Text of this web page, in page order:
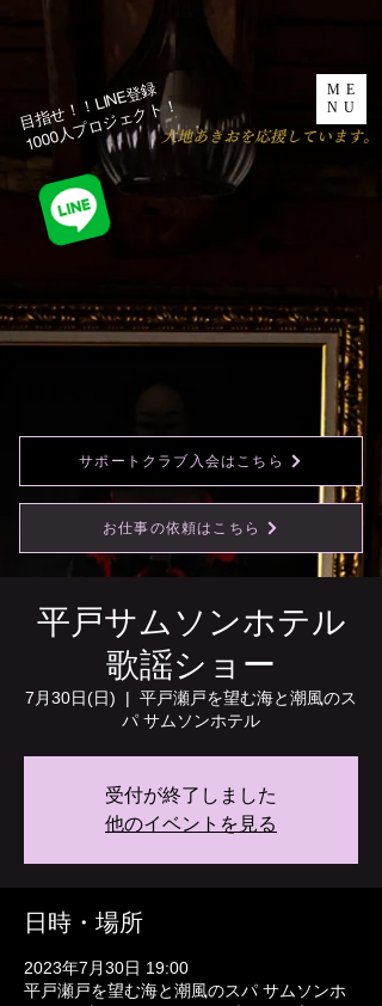
ME
NU
​大地あきおを応援しています。
目指せ！！LINE登録
1000人プロジェクト！​
お仕事の依頼はこちら
サポートクラブ入会はこちら
平戸サムソンホテル
歌謡ショー
7月30日(日)
  |
平戸瀬戸を望む海と潮風のス
パ サムソンホテル
受付が終了しました
他のイベントを見る
日時・場所
2023年7月30日 19:00
平戸瀬戸を望む海と潮風のスパ サムソンホ